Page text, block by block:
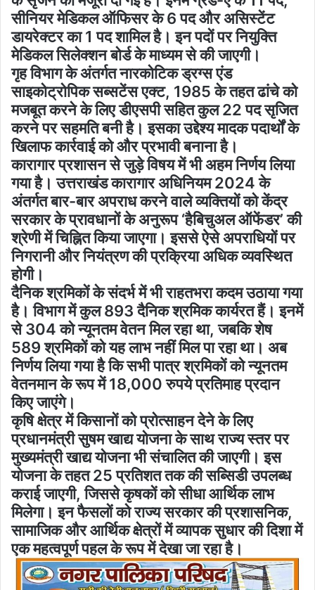
सीनियर मेडिकल ऑफिसर के 6 पद और असिस्टेंट
डायरेक्टर का 1 पद शामिल है। इन पदों पर नियुक्ति
मेडिकल सिलेक्शन बोर्ड के माध्यम से की जाएगी।
गृह विभाग के अंतर्गत नारकोटिक ड्रग्स एंड
साइकोट्रोपिक सब्सटेंस एक्ट, 1985 के तहत ढांचे को
मजबूत करने के लिए डीएसपी सहित कुल 22 पद सृजित
करने पर सहमति बनी है। इसका उद्देश्य मादक पदार्थों के
खिलाफ कार्रवाई को और प्रभावी बनाना है।
कारागार प्रशासन से जुड़े विषय में भी अहम निर्णय लिया
गया है। उत्तराखंड कारागार अधिनियम 2024 के
अंतर्गत बार-बार अपराध करने वाले व्यक्तियों को केंद्र
सरकार के प्रावधानों के अनुरूप ‘हैबिचुअल ऑफेंडर’ की
श्रेणी में चिह्नित किया जाएगा। इससे ऐसे अपराधियों पर
निगरानी और नियंत्रण की प्रक्रिया अधिक व्यवस्थित
होगी।
दैनिक श्रमिकों के संदर्भ में भी राहतभरा कदम उठाया गया
है। विभाग में कुल 893 दैनिक श्रमिक कार्यरत हैं। इनमें
से 304 को न्यूनतम वेतन मिल रहा था, जबकि शेष
589 श्रमिकों को यह लाभ नहीं मिल पा रहा था। अब
निर्णय लिया गया है कि सभी पात्र श्रमिकों को न्यूनतम
वेतनमान के रूप में 18,000 रुपये प्रतिमाह प्रदान
किए जाएंगे।
कृषि क्षेत्र में किसानों को प्रोत्साहन देने के लिए
प्रधानमंत्री सुषम खाद्य योजना के साथ राज्य स्तर पर
मुख्यमंत्री खाद्य योजना भी संचालित की जाएगी। इस
योजना के तहत 25 प्रतिशत तक की सब्सिडी उपलब्ध
कराई जाएगी, जिससे कृषकों को सीधा आर्थिक लाभ
मिलेगा। इन फैसलों को राज्य सरकार की प्रशासनिक,
सामाजिक और आर्थिक क्षेत्रों में व्यापक सुधार की दिशा में
एक महत्वपूर्ण पहल के रूप में देखा जा रहा है।